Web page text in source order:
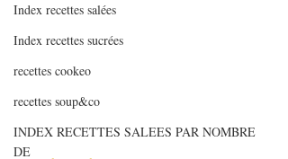
Index recettes salées
Index recettes sucrées
recettes cookeo
recettes soup&co
INDEX RECETTES SALEES PAR NOMBRE
DE